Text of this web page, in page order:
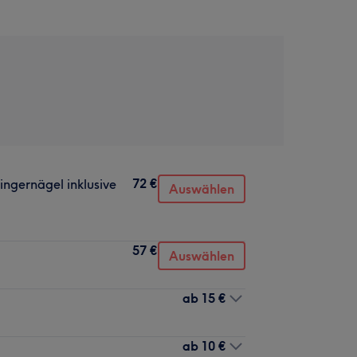
inklusive 72 € Auswählen
57 € Auswählen
ab 15 €
ab 10 €